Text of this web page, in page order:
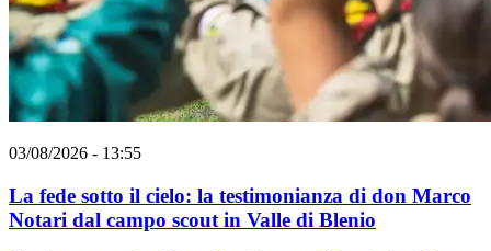
03/08/2026 - 13:55
La fede sotto il cielo: la testimonianza di don Marco
Notari dal campo scout in Valle di Blenio